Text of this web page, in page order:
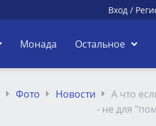
Вход /
Монада Остальное
Фото Новости
А что
- не для